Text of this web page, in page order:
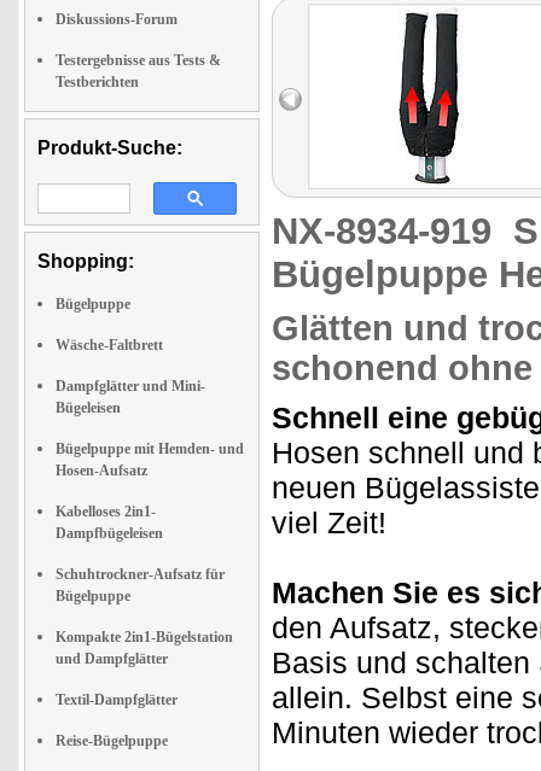
Diskussions-Forum
Testergebnisse aus Tests &
Testberichten
Produkt-Suche:
Shopping:
Bügelpuppe
Wäsche-Faltbrett
Dampfglätter und Mini-
Bügeleisen
Bügelpuppe mit Hemden- und
Hosen-Aufsatz
Kabelloses 2in1-
Dampfbügeleisen
Schuhtrockner-Aufsatz für
Bügelpuppe
Kompakte 2in1-Bügelstation
und Dampfglätter
Textil-Dampfglätter
Reise-Bügelpuppe
NX-8934-919
Bügelpuppe
Glätten und
schonend
Schnell eine
Hosen schnell und
neuen
viel Zeit!
Machen Sie es
den Aufsatz,
Basis und
allein. Selbst eine
Minuten wieder